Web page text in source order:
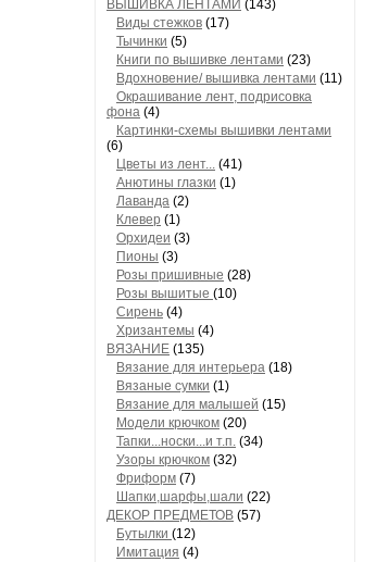
ВЫШИВКА ЛЕНТАМИ (143)
Виды стежков (17)
Тычинки (5)
Книги по вышивке лентами (23)
Вдохновение/ вышивка лентами (11)
Окрашивание лент, подрисовка
фона (4)
Картинки-схемы вышивки лентами
(6)
Цветы из лент... (41)
Анютины глазки (1)
Лаванда (2)
Клевер (1)
Орхидеи (3)
Пионы (3)
Розы пришивные (28)
Розы вышитые (10)
Сирень (4)
Хризантемы (4)
ВЯЗАНИЕ (135)
Вязание для интерьера (18)
Вязаные сумки (1)
Вязание для малышей (15)
Модели крючком (20)
Тапки...носки...и т.п. (34)
Узоры крючком (32)
Фриформ (7)
Шапки,шарфы,шали (22)
ДЕКОР ПРЕДМЕТОВ (57)
Бутылки (12)
Имитация (4)